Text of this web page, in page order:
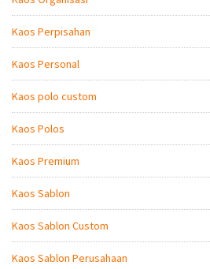
Kaos Perpisahan
Kaos Personal
Kaos polo custom
Kaos Polos
Kaos Premium
Kaos Sablon
Kaos Sablon Custom
Kaos Sablon Perusahaan